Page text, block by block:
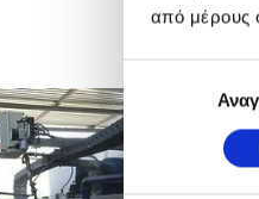
από μέρους
συγκατάθεσης